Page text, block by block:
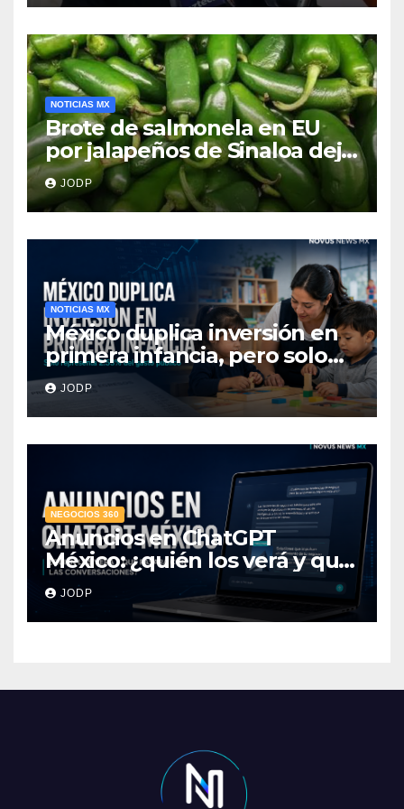
NOTICIAS MX
Brote de salmonela en EU
por jalapeños de Sinaloa deja
345 enfermos y 36
hospitalizados
JODP
NOTICIAS MX
México duplica inversión en
primera infancia, pero solo
destina 2.53% del gasto
público
JODP
NEGOCIOS 360
Anuncios en ChatGPT
México: ¿quién los verá y qué
pasará con las
conversaciones?
JODP